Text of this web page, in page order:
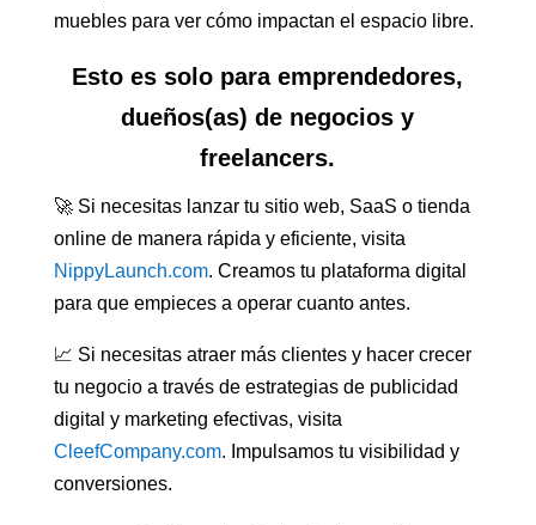
muebles para ver cómo impactan el espacio libre.
Esto es solo para emprendedores,
dueños(as) de negocios y
freelancers.
🚀 Si necesitas lanzar tu sitio web, SaaS o tienda
online de manera rápida y eficiente, visita
NippyLaunch.com. Creamos tu plataforma digital
para que empieces a operar cuanto antes.
📈 Si necesitas atraer más clientes y hacer crecer
tu negocio a través de estrategias de publicidad
digital y marketing efectivas, visita
CleefCompany.com. Impulsamos tu visibilidad y
conversiones.